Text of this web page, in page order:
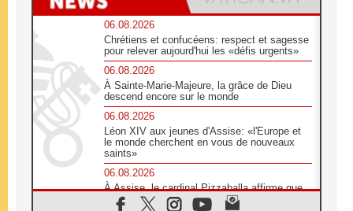
06.08.2026
Chrétiens et confucéens: respect et sagesse
pour relever aujourd'hui les «défis urgents»
06.08.2026
À Sainte-Marie-Majeure, la grâce de Dieu
descend encore sur le monde
06.08.2026
Léon XIV aux jeunes d'Assise: «l'Europe et
le monde cherchent en vous de nouveaux
saints»
06.08.2026
À Assise, le cardinal Pizzaballa affirme que
«les chrétiens veulent la paix»